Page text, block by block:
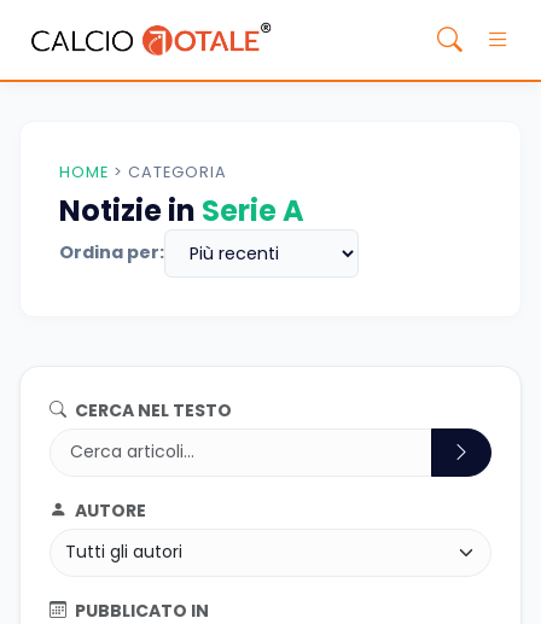
HOME > CATEGORIA
Notizie in Serie A
Ordina per:
CERCA NEL TESTO
AUTORE
PUBBLICATO IN